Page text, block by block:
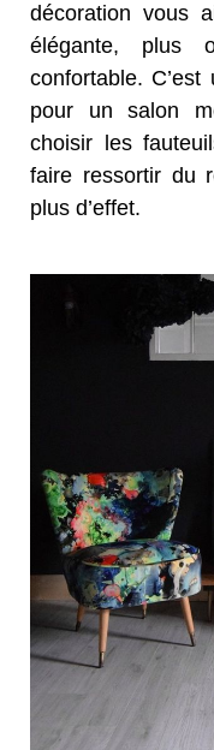
décoration vous
élégante, plus
confortable.
pour un salon
choisir les
faire ressortir du
plus d’effet.